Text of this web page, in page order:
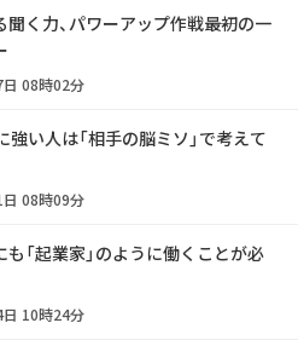
く力、パワーアップ作戦――最初の一
08時02分
強い人は「相手の脳ミソ」で考えて
08時09分
「起業家」のように働くことが必
10時24分